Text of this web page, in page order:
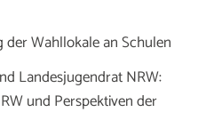
Wahllokale an Schulen
Landesjugendrat NRW:
und Perspektiven der